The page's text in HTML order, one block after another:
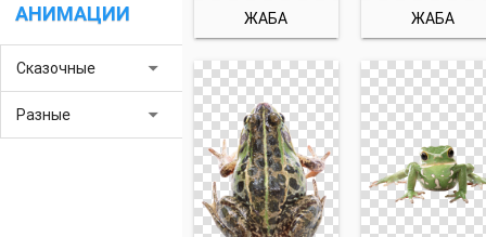
АНИМАЦИИ
Сказочные arrow_drop_down
Разные arrow_drop_down
ЖАБА ЖАБА